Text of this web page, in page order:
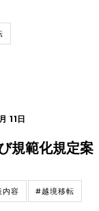
11日
規範化規定案
内容 #越境移転